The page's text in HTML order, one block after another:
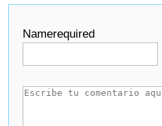
Namerequired